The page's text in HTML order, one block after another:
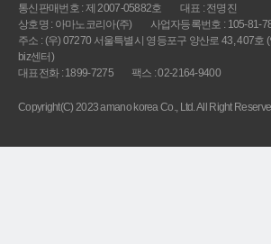
통신판매번호 : 제 2007-05882호
대표 : 전명진
상호명 : 아마노코리아(주)
사업자등록번호 : 105-81-
주소 : (우) 07270 서울특별시 영등포구 양산로 43, 407호
biz센터)
대표전화 : 1899-7275
팩스 : 02-2164-9400
Copyright(C) 2023 amano korea Co., Ltd. All Right